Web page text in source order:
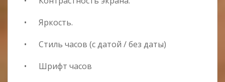
• Яркость.
• Стиль часов (с датой / без даты)
• Шрифт часов